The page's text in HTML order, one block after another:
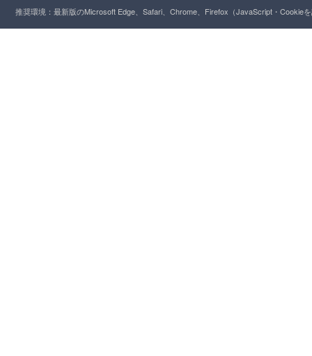
推奨環境：最新版のMicrosoft Edge、Safari、Chrome、Firefox（JavaScript・Cookie